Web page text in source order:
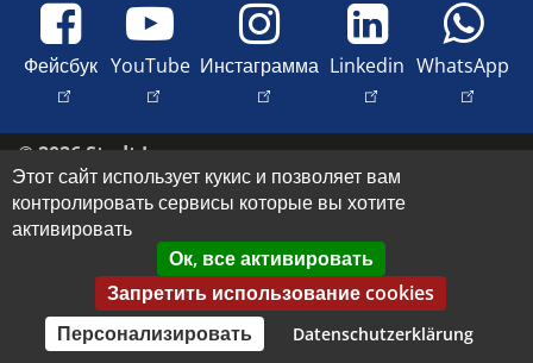
Фейсбук YouTube Инстаграмма Linkedin WhatsApp
© 2026 Stadt Jena
Свяжитесь с нами
Доступность
Защита данных
Авторские права и права на изображения
Datenschutz-Einstellungen anpassen
Этот сайт использует кукис и позволяет вам
контролировать сервисы которые вы хотите
активировать
Ок, все активировать
Запретить использование cookies
Персонализировать
Datenschutzerklärung